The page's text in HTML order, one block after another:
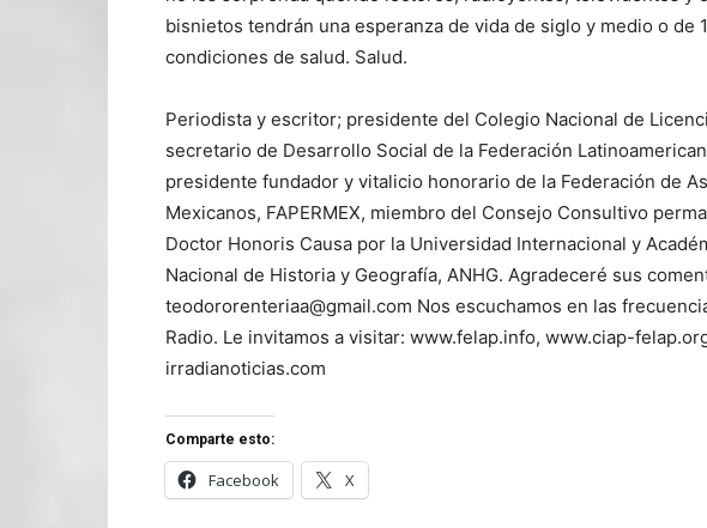
bisnietos tendrán una esperanza de vida de siglo y medio o de
condiciones de salud. Salud.
Periodista y escritor; presidente del Colegio Nacional de
secretario de Desarrollo Social de la Federación
presidente fundador y vitalicio honorario de la Federación de
Mexicanos, FAPERMEX, miembro del Consejo Consultivo
Doctor Honoris Causa por la Universidad Internacional y
Nacional de Historia y Geografía, ANHG. Agradeceré sus
teodororenteriaa@gmail.com Nos escuchamos en las
Radio. Le invitamos a visitar: www.felap.info, www.ciap-
irradianoticias.com
Comparte esto:
Facebook X